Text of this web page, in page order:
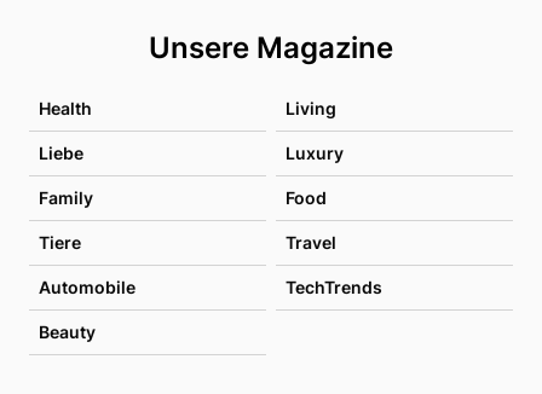
Unsere Magazine
Health Living
Liebe Luxury
Family Food
Tiere Travel
Automobile TechTrends
Beauty